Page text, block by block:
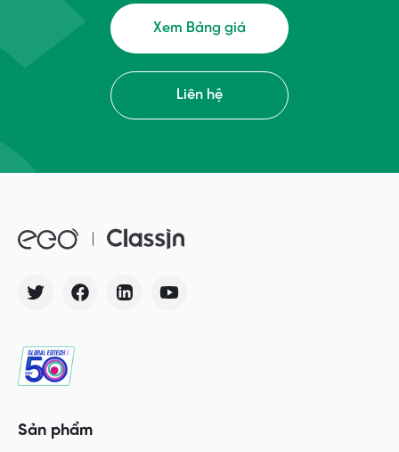
Xem Bảng giá
Liên hệ
Sản phẩm